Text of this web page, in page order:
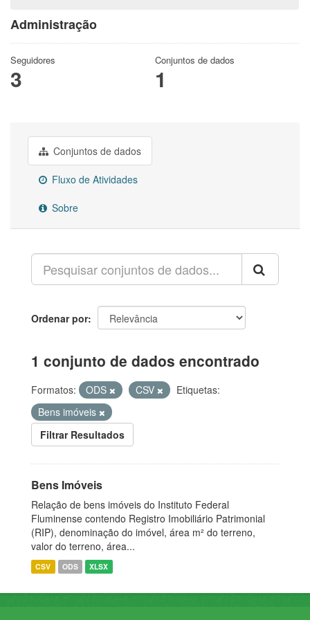
Administração
Seguidores
3
Conjuntos de dados
1
Conjuntos de dados
Fluxo de Atividades
Sobre
Ordenar por
1 conjunto de dados encontrado
Formatos: ODS CSV
Etiquetas:
Bens imóveis
Filtrar Resultados
Bens Imóveis
Relação de bens imóveis do Instituto Federal
Fluminense contendo Registro Imobiliário Patrimonial
(RIP), denominação do imóvel, área m² do terreno,
valor do terreno, área...
CSV ODS XLSX